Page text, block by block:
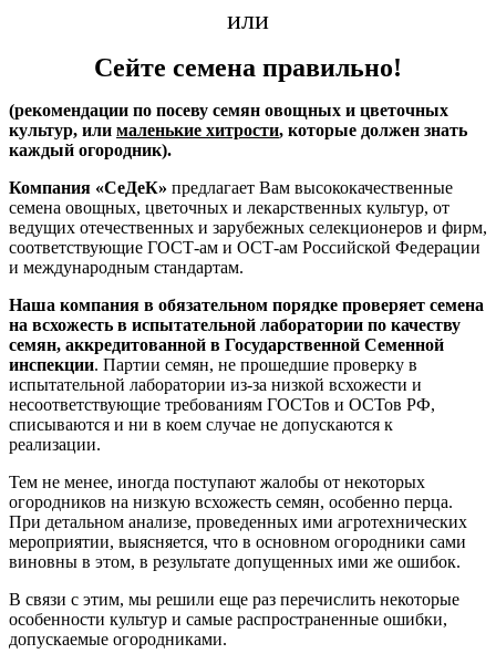
или
Сейте семена правильно!
(рекомендации по посеву семян овощных и цветочных
культур, или маленькие хитрости, которые должен знать
каждый огородник).
Компания «СеДеК» предлагает Вам высококачественные
семена овощных, цветочных и лекарственных культур, от
ведущих отечественных и зарубежных селекционеров и фирм,
соответствующие ГОСТ-ам и ОСТ-ам Российской Федерации
и международным стандартам.
Наша компания в обязательном порядке проверяет семена
на всхожесть в испытательной лаборатории по качеству
семян, аккредитованной в Государственной Семенной
инспекции. Партии семян, не прошедшие проверку в
испытательной лаборатории из-за низкой всхожести и
несоответствующие требованиям ГОСТов и ОСТов РФ,
списываются и ни в коем случае не допускаются к
реализации.
Тем не менее, иногда поступают жалобы от некоторых
огородников на низкую всхожесть семян, особенно перца.
При детальном анализе, проведенных ими агротехнических
мероприятии, выясняется, что в основном огородники сами
виновны в этом, в результате допущенных ими же ошибок.
В связи с этим, мы решили еще раз перечислить некоторые
особенности культур и самые распространенные ошибки,
допускаемые огородниками.